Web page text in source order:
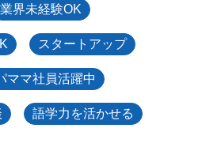
業界未経験OK
スタートアップ
ママ社員活躍中
語学力を活かせる